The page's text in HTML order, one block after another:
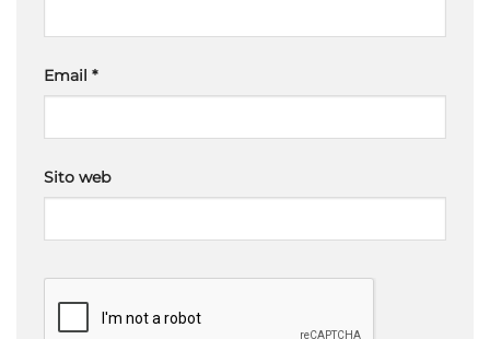
Email *
Sito web